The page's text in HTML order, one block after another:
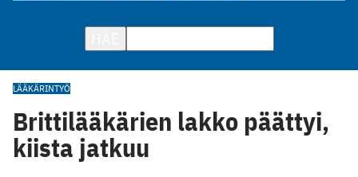
LÄÄKÄRINTYÖ
Brittilääkärien lakko päättyi,
kiista jatkuu